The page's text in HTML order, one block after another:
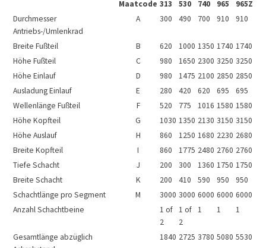
Maatcode 313 530 740 965
965Z
Durchmesser
Antriebs-/Umlenkrad
A 300 490 700 910 910
Breite Fußteil B 620 1000 1350 1740 1740
Höhe Fußteil
C 980 1650 2300 3250 3250
Höhe Einlauf
D 980 1475 2100 2850 2850
Ausladung Einlauf
E 280 420 620 695
695
Wellenlänge Fußteil
F 520 775 1016 1580 1580
Höhe Kopfteil
G 1030 1350 2130 3150 3150
Höhe Auslauf
H 860 1250 1680 2230 2680
Breite Kopfteil
I 860 1775 2480 2760 2760
Tiefe Schacht
J 200 300 1360 1750 1750
Breite Schacht
K 200 410 590 950
950
Schachtlänge pro Segment
M 3000 3000 6000 6000 6000
Anzahl Schachtbeine
1 of
2
1 of
2
1 1 1
Gesamtlänge abzüglich
1840 2725 3780 5080 5530